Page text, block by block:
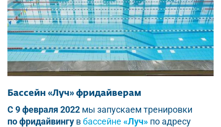
Бассейн «Луч» фридайверам
С 9 февраля 2022 мы запускаем тренировки
по фридайвингу вбассейне «Луч» по адресу